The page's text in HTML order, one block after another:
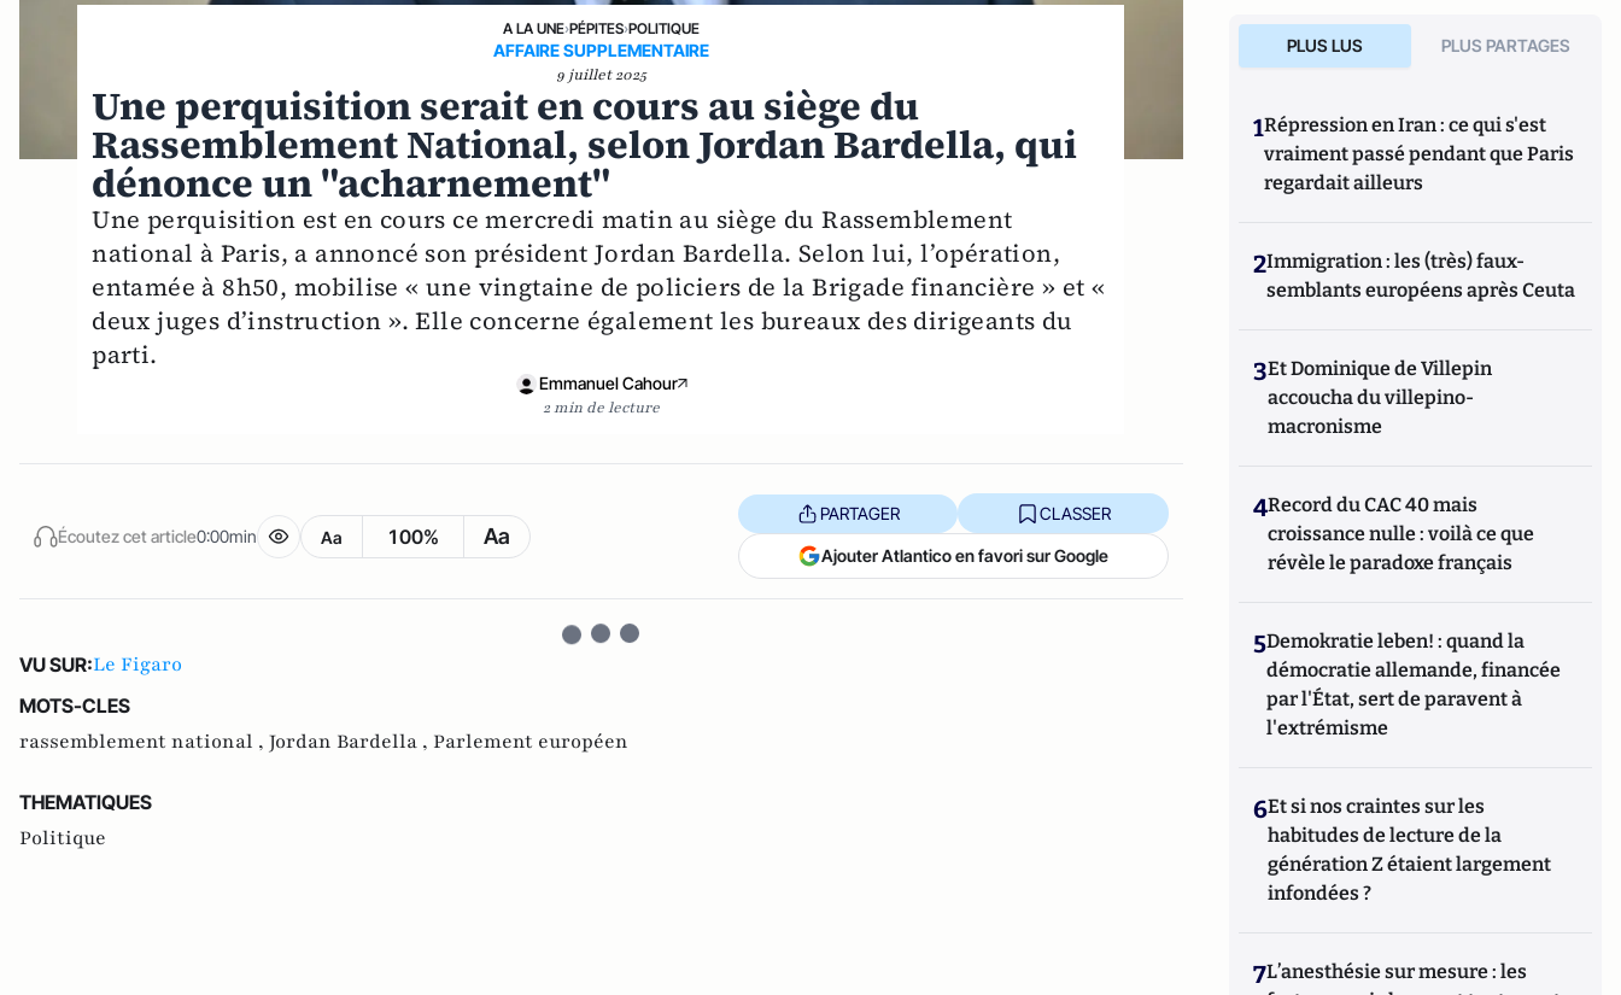
A LA UNE›PÉPITES›POLITIQUE
AFFAIRE SUPPLEMENTAIRE
9 juillet 2025
Une perquisition serait en cours au siège du
Rassemblement National, selon Jordan Bardella, qui
dénonce un "acharnement"
Une perquisition est en cours ce mercredi matin au siège du Rassemblement
national à Paris, a annoncé son président Jordan Bardella. Selon lui, l’opération,
entamée à 8h50, mobilise « une vingtaine de policiers de la Brigade financière » et «
deux juges d’instruction ». Elle concerne également les bureaux des dirigeants du
parti.
Emmanuel Cahour
2 min de lecture
Écoutez cet article0:00min Aa 100% Aa
PARTAGER CLASSER
Ajouter Atlantico en favori sur Google
VU SUR:Le Figaro
MOTS-CLES
rassemblement national , Jordan Bardella , Parlement européen
THEMATIQUES
Politique
PLUS LUS PLUS PARTAGES
1Répression en Iran : ce qui s'est
vraiment passé pendant que Paris
regardait ailleurs
2Immigration : les (très) faux-
semblants européens après Ceuta
3Et Dominique de Villepin
accoucha du villepino-
macronisme
4Record du CAC 40 mais
croissance nulle : voilà ce que
révèle le paradoxe français
5Demokratie leben! : quand la
démocratie allemande, financée
par l'État, sert de paravent à
l'extrémisme
6Et si nos craintes sur les
habitudes de lecture de la
génération Z étaient largement
infondées ?
7L’anesthésie sur mesure : les